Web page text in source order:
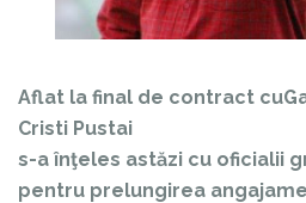
Aflat la final de contract cu
Cristi Pustai
s-a înţeles astăzi cu oficialii
pentru prelungirea